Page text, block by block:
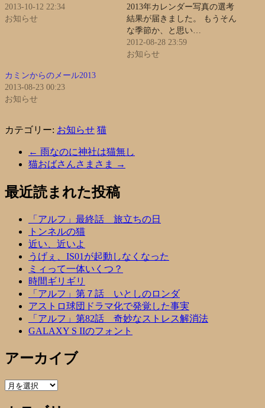
2013-10-12 22:34
お知らせ
2013年カレンダー写真の選考
結果が届きました。 もうそん
な季節か、と思い…
2012-08-28 23:59
お知らせ
カミンからのメール2013
2013-08-23 00:23
お知らせ
カテゴリー: お知らせ 猫
← 雨なのに神社は猫無し
猫おばさんさまさま
→
最近読まれた投稿
「アルフ」最終話 旅立ちの日
トンネルの猫
近い、近いよ
うげぇ、IS01が起動しなくなった
ミィって一体いくつ？
時間ギリギリ
「アルフ」第７話 いとしのロンダ
アストロ球団ドラマ化で発覚した事実
「アルフ」第82話 奇妙なストレス解消法
GALAXY S IIのフォント
アーカイブ
ア